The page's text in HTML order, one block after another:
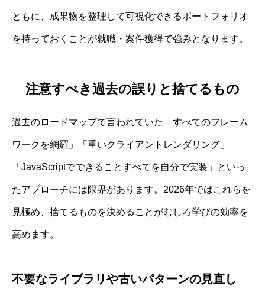
ともに、成果物を整理して可視化できるポートフォリオ
を持っておくことが就職・案件獲得で強みとなります。
注意すべき過去の誤りと捨てるもの
過去のロードマップで言われていた「すべてのフレーム
ワークを網羅」「重いクライアントレンダリング」
「JavaScriptでできることすべてを自分で実装」といっ
たアプローチには限界があります。2026年ではこれらを
見極め、捨てるものを決めることがむしろ学びの効率を
高めます。
不要なライブラリや古いパターンの見直し